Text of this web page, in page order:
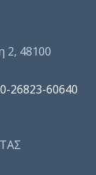
2, 48100
26823-60640